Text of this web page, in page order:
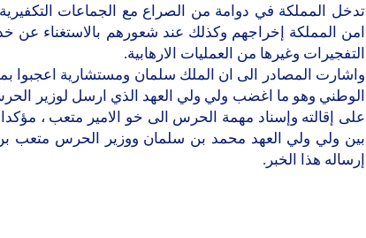
تدخل المملكة في دوامة من الصراع مع الجماعات
امن المملكة إخراجهم وكذلك عند شعورهم بالاستغناء عن
التفجيرات وغيرها من العمليات الارهابية.
واشارت المصادر الى ان الملك سلمان ومستشارية اعجبوا
الوطني وهو ما اغضب ولي ولي العهد الذي ارسل لوزير
على إقالته وإسناد مهمة الحرس الى خو الامير متعب ،
بين ولي ولي العهد محمد بن سلمان ووزير الحرس متعب
إرساله هذا الخبر.